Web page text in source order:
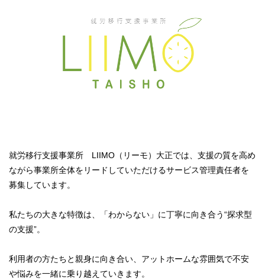
就労移行支援事業所 LIIMO（リーモ）大正では、支援の質を高め
ながら事業所全体をリードしていただけるサービス管理責任者を
募集しています。
私たちの大きな特徴は、「わからない」に丁寧に向き合う“探求型
の支援”。
利用者の方たちと親身に向き合い、アットホームな雰囲気で不安
や悩みを一緒に乗り越えていきます。